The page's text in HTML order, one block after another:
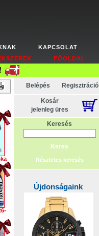
KAPCSOLAT
FŐOLDAL
Belépés Regisztráció
Kosár
jelenleg üres
Keresés
Részletes keresés
Újdonságaink